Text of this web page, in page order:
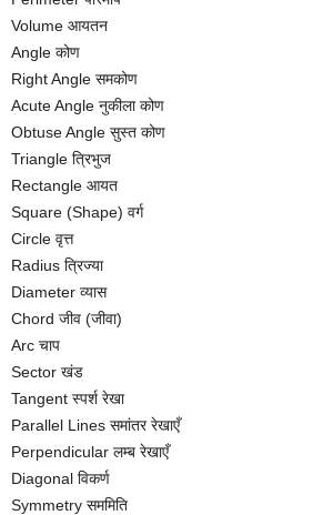
Volume आयतन
Angle कोण
Right Angle समकोण
Acute Angle नुकीला कोण
Obtuse Angle सुस्त कोण
Triangle त्रिभुज
Rectangle आयत
Square (Shape) वर्ग
Circle वृत्त
Radius त्रिज्या
Diameter व्यास
Chord जीव (जीवा)
Arc चाप
Sector खंड
Tangent स्पर्श रेखा
Parallel Lines समांतर रेखाएँ
Perpendicular लम्ब रेखाएँ
Diagonal विकर्ण
Symmetry सममिति